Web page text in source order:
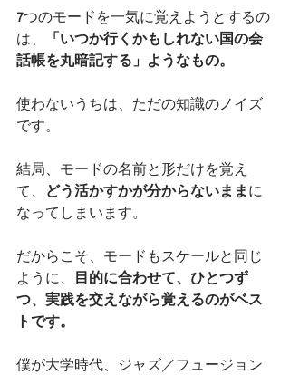
7つのモードを一気に覚えようとするの
は、
「いつか行くかもしれない国の会
話帳を丸暗記する」ようなもの。
使わないうちは、ただの知識のノイズ
です。
結局、モードの名前と形だけを覚え
て、 どう活かすかが分からないままに
なってしまいます。
だからこそ、モードもスケールと同じ
ように、 目的に合わせて、ひとつず
つ、実践を交えながら覚えるのがベス
トです。
僕が大学時代、ジャズ／フュージョン